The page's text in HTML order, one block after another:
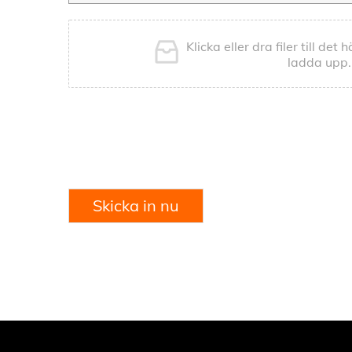
Klicka eller dra filer till det
ladda upp.
Skicka in nu